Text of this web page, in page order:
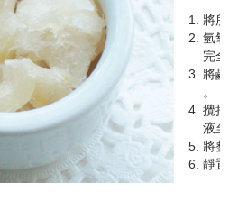
將
氫
完
將
。
攪
液
將
靜